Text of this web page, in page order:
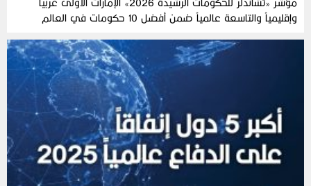
وإقليمياً والتاسعة عالمياً ضمن أفضل 10 حكومات في العالم